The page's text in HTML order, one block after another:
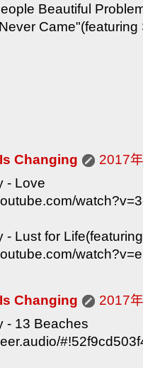
Beautiful
Changing
2017
- Love
- Lust for
Changing
2017
- 13 Beaches